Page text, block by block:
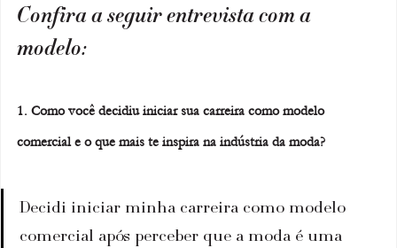
Confira a seguir entrevista com a
modelo:
1. Como você decidiu iniciar sua carreira como modelo
comercial e o que mais te inspira na indústria da moda?
Decidi iniciar minha carreira como modelo
comercial após perceber que a moda é uma